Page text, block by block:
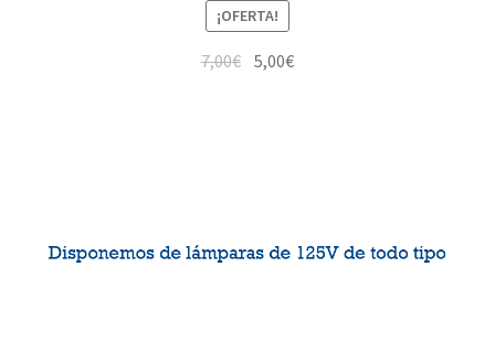
¡OFERTA!
7,00€ 5,00€